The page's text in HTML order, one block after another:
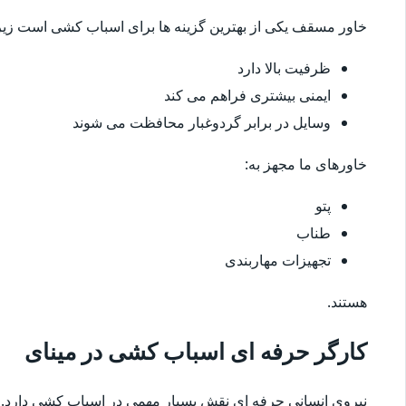
خاور مسقف یکی از بهترین گزینه ها برای اسباب کشی است
ظرفیت بالا دارد
ایمنی بیشتری فراهم می کند
وسایل در برابر گردوغبار محافظت می شوند
خاورهای ما مجهز به:
پتو
طناب
تجهیزات مهاربندی
هستند.
کارگر حرفه ای اسباب کشی در مینای
نیروی انسانی حرفه ای نقش بسیار مهمی در اسباب کشی دارد.